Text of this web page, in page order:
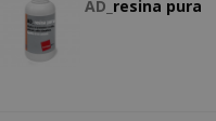
AD_ resina pura